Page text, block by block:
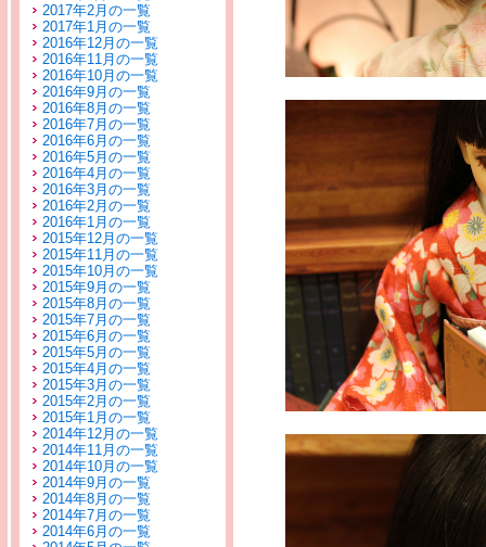
2017年2月の一覧
2017年1月の一覧
2016年12月の一覧
2016年11月の一覧
2016年10月の一覧
2016年9月の一覧
2016年8月の一覧
2016年7月の一覧
2016年6月の一覧
2016年5月の一覧
2016年4月の一覧
2016年3月の一覧
2016年2月の一覧
2016年1月の一覧
2015年12月の一覧
2015年11月の一覧
2015年10月の一覧
2015年9月の一覧
2015年8月の一覧
2015年7月の一覧
2015年6月の一覧
2015年5月の一覧
2015年4月の一覧
2015年3月の一覧
2015年2月の一覧
2015年1月の一覧
2014年12月の一覧
2014年11月の一覧
2014年10月の一覧
2014年9月の一覧
2014年8月の一覧
2014年7月の一覧
2014年6月の一覧